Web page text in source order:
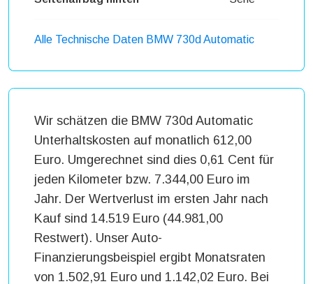
Alle Technische Daten BMW 730d Automatic
Wir schätzen die BMW 730d Automatic
Unterhaltskosten auf monatlich 612,00
Euro. Umgerechnet sind dies 0,61 Cent für
jeden Kilometer bzw. 7.344,00 Euro im
Jahr. Der Wertverlust im ersten Jahr nach
Kauf sind 14.519 Euro (44.981,00
Restwert). Unser Auto-
Finanzierungsbeispiel ergibt Monatsraten
von 1.502,91 Euro und 1.142,02 Euro. Bei